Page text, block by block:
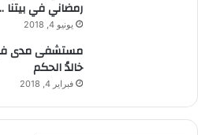
رمضاني في بيتنا ..
يونيو 4, 2018
مستشفى مدى في
خالدُ الحكم
فبراير 4, 2018